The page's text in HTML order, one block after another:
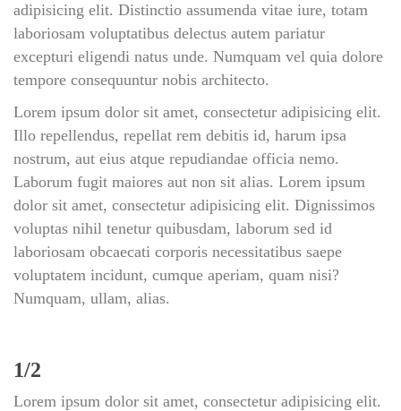
adipisicing elit. Distinctio assumenda vitae iure, totam
laboriosam voluptatibus delectus autem pariatur
excepturi eligendi natus unde. Numquam vel quia dolore
tempore consequuntur nobis architecto.
Lorem ipsum dolor sit amet, consectetur adipisicing elit.
Illo repellendus, repellat rem debitis id, harum ipsa
nostrum, aut eius atque repudiandae officia nemo.
Laborum fugit maiores aut non sit alias. Lorem ipsum
dolor sit amet, consectetur adipisicing elit. Dignissimos
voluptas nihil tenetur quibusdam, laborum sed id
laboriosam obcaecati corporis necessitatibus saepe
voluptatem incidunt, cumque aperiam, quam nisi?
Numquam, ullam, alias.
1/2
Lorem ipsum dolor sit amet, consectetur adipisicing elit.